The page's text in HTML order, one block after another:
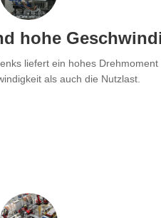
hohe
liefert ein hohes
als auch die Nutzlast.